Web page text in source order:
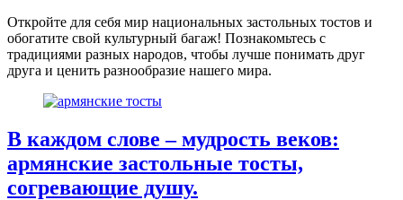
Откройте для себя мир национальных застольных тостов и
обогатите свой культурный багаж! Познакомьтесь с
традициями разных народов, чтобы лучше понимать друг
друга и ценить разнообразие нашего мира.
В каждом слове – мудрость веков:
армянские застольные тосты,
согревающие душу.